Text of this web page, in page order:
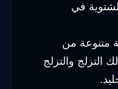
في
متنوعة من
التزلج والتزلج